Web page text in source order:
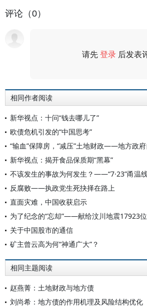
评论（0）
请先登录 后发表
相同作者阅读
新华视点：十问“钱去哪儿了”
欧债危机引发的“中国思考”
新华视点：揭开食品保质期“黑幕”
反腐败——执政党生死抉择在路上
直面灾难，中国收获启示
为了纪念的“忘却”——献给汶川地震17923
关于中国股市的通信
矿主曾云高为何“神通广大”？
相同主题阅读
赵燕菁：土地财政与地方债
刘尚希：地方债的作用机理及风险结构优化